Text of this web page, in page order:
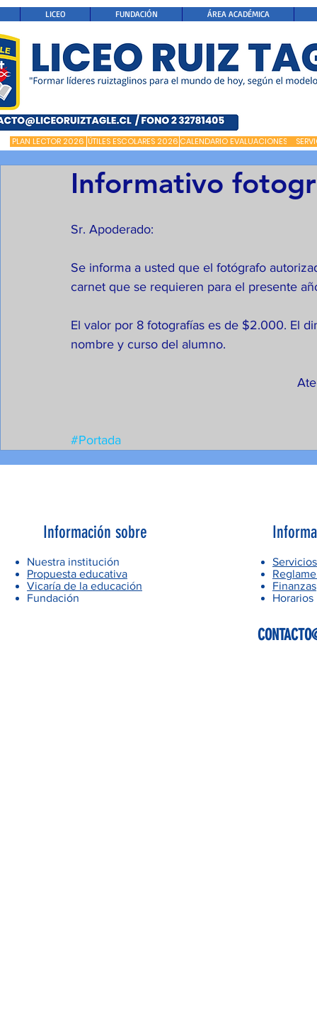
LICEO FUNDACIÓN ÁREA ACADÉMICA
PLAN LECTOR 2026 ÚTILES ESCOLARES 2026 CALENDARIO EVALUACIONES
Informativo
Sr. Apoderado:
Se informa a usted que el fotógrafo
carnet que se requieren para el presente
El valor por 8 fotografías es de $2.000. El
nombre y curso del alumno.
#Portada
Información sobre
Nuestra institución
Propuesta educativa
Vicaría de la educación
Fundación
Servicios
Finanzas
Horarios